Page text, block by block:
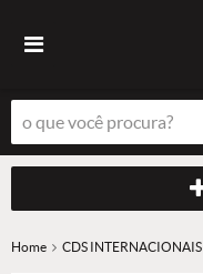
Home CDS INTERNACIONAIS